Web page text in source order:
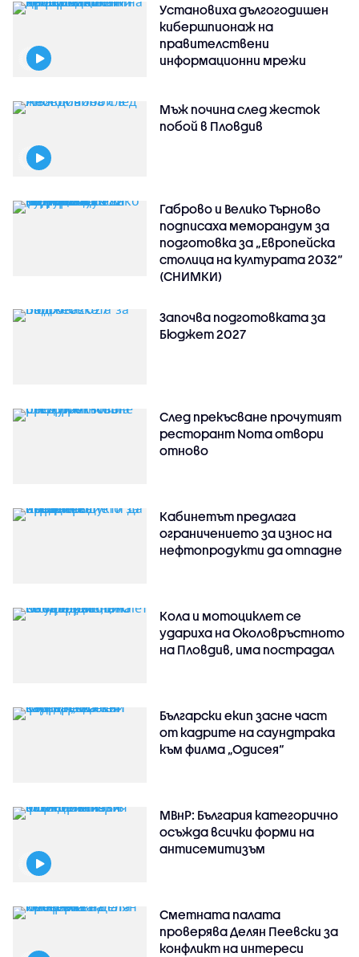
Установиха дългогодишен
кибершпионаж на
правителствени
информационни мрежи
Мъж почина след жесток
побой в Пловдив
Габрово и Велико Търново
подписаха меморандум за
подготовка за „Европейска
столица на културата 2032“
(СНИМКИ)
Започва подготовката за
Бюджет 2027
След прекъсване прочутият
ресторант Noma отвори
отново
Кабинетът предлага
ограничението за износ на
нефтопродукти да отпадне
Кола и мотоциклет се
удариха на Околовръстното
на Пловдив, има пострадал
Български екип засне част
от кадрите на саундтрака
към филма „Одисея“
МВнР: България категорично
осъжда всички форми на
антисемитизъм
Сметната палата
проверява Делян Пеевски за
конфликт на интереси